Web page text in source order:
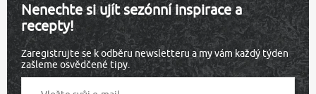
Nenechte si ujít sezónní inspirace a
recepty!
Zaregistrujte se k odběru newsletteru a my vám každý týden
zašleme osvědčené tipy.